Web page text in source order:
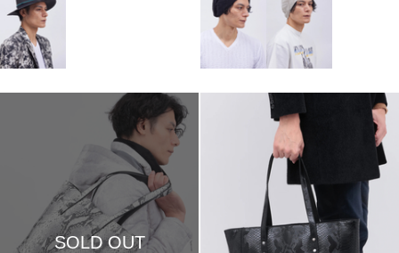
SOLD OUT